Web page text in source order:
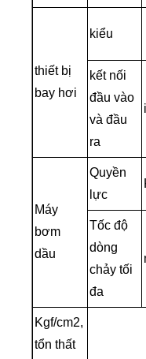
thiết bị
bay hơi
kiểu
kết nối
đầu vào
và đầu
ra
Máy
bơm
dầu
Quyền
lực
Tốc độ
dòng
chảy tối
đa
Kgf/cm2,
tổn thất